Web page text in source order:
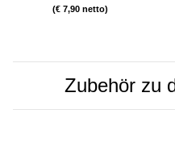
(€ 7,90 netto)
Zubehör zu